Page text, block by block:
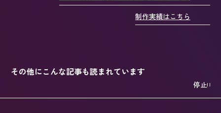
サイト制作の相談・お問い合わせはこちら
制作実績はこちら
その他にこんな記事も読まれています
停止